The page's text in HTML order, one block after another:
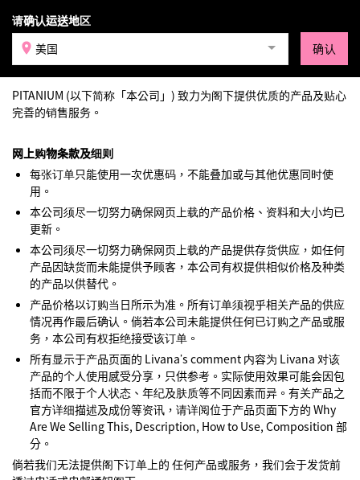
条款及细则
PITANIUM (以下简称「本公司」) 致力为阁下提供优质的产品及贴心
完善的销售服务。
网上购物条款及细则
每张订单只能使用一次优惠码，不能叠加或与其他优惠同时使
用。
本公司须尽一切努力确保网页上载的产品价格、资料和大小均已
更新。
本公司须尽一切努力确保网页上载的产品提供存货供应，如任何
产品因缺货而未能提供予顾客，本公司有权提供相似价格及种类
的产品以供替代。
产品价格以订购当日所示为准。所有订单须视乎相关产品的供应
情况再作最后确认。倘若本公司未能提供任何已订购之产品或服
务，本公司有权拒绝接受该订单。
所有显示于产品页面的 Livana’s comment 内容为 Livana 对该
产品的个人使用感受分享，只供参考。实际使用效果可能会因包
括而不限于个人状态、年纪及肤质等不同因素而异。有关产品之
官方详细描述及成份等资讯，请详阅位于产品页面下方的 Why
Are We Selling This, Description, How to Use, Composition 部
分。
倘若我们无法提供阁下订单上的 任何产品或服务，我们会于发货前
请确认运送地区
美国
确认